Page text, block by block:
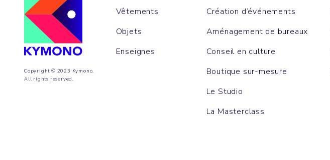
Copyright © 2023 Kymono.
All rights reserved.
Vêtements
Objets
Enseignes
Création d’événements
Aménagement de bureaux
Conseil en culture
Boutique sur-mesure
Le Studio
La Masterclass